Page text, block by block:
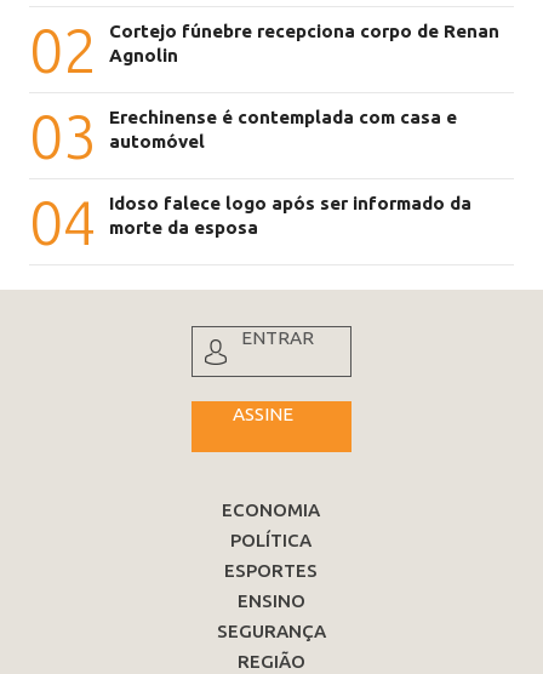
02
Cortejo fúnebre recepciona corpo de Renan
Agnolin
03
Erechinense é contemplada com casa e
automóvel
04
Idoso falece logo após ser informado da
morte da esposa
ENTRAR
ASSINE
ECONOMIA
POLÍTICA
ESPORTES
ENSINO
SEGURANÇA
REGIÃO